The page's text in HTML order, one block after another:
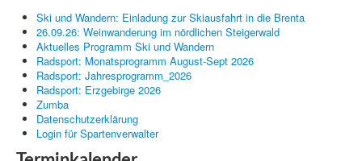
Kanu
Ski und Wandern: Einladung zur Skiausfahrt in die Brenta
26.09.26: Weinwanderung im nördlichen Steigerwald
Aktuelles Programm Ski und Wandern
Radsport: Monatsprogramm August-Sept 2026
Radsport: Jahresprogramm_2026
Radsport: Erzgebirge 2026
Zumba
Datenschutzerklärung
Login für Spartenverwalter